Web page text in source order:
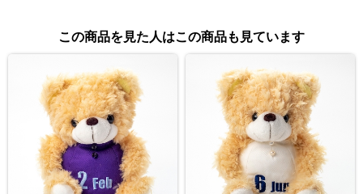
この商品を見た人はこの商品も見ています